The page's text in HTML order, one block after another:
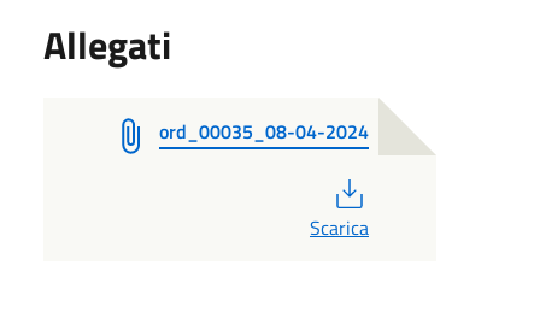
Allegati
ord_00035_08-04-2024
Scarica